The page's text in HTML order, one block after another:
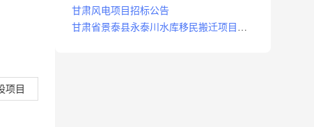
项目
甘肃风电项目招标公告
甘肃省景泰县永泰川水库移民搬迁项目招